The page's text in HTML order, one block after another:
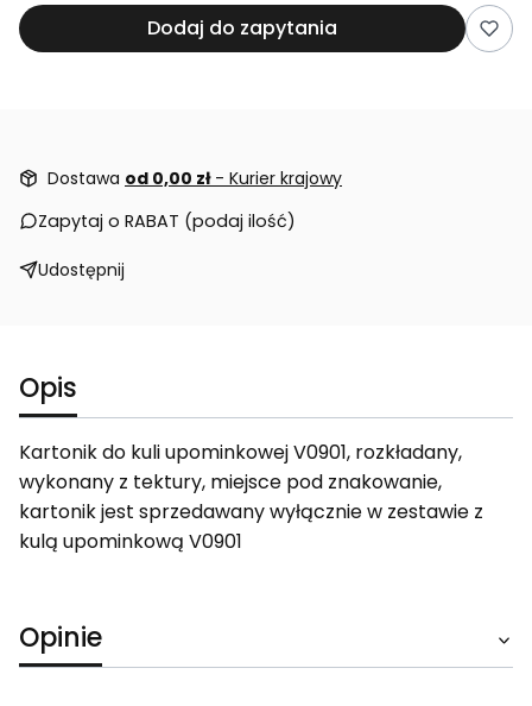
Dodaj do zapytania
Dostawa od 0,00 zł - Kurier krajowy
Zapytaj o RABAT (podaj ilość)
Udostępnij
Opis
Kartonik do kuli upominkowej V0901, rozkładany,
wykonany z tektury, miejsce pod znakowanie,
kartonik jest sprzedawany wyłącznie w zestawie z
kulą upominkową V0901
Opinie